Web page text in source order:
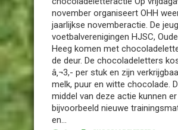
november organiseert OHH
jaarlijkse novemberactie. De
voetbalverenigingen HJSC,
Heeg komen met
de deur. De chocoladeletters
â‚¬3,- per stuk en zijn
melk, puur en witte chocolade.
middel van deze actie kunnen er
bijvoorbeeld nieuwe
en...